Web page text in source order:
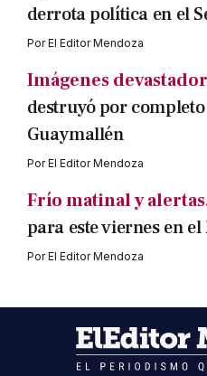
derrota política en el
PorEl Editor Mendoza
Imágenes
destruyó por
Guaymallén
PorEl Editor Mendoza
Frío matinal y
para este viernes en
PorEl Editor Mendoza